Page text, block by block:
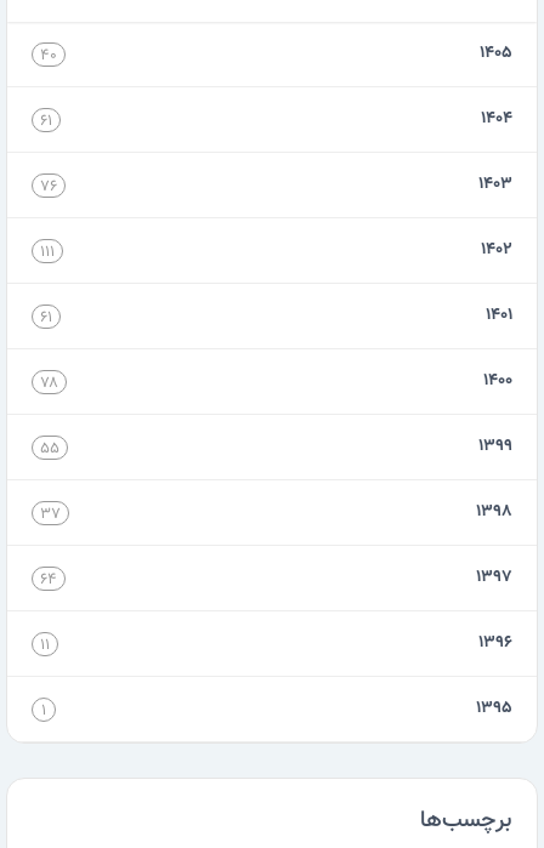
۱۴۰۵ ۴۰
۱۴۰۴ ۶۱
۱۴۰۳ ۷۶
۱۴۰۲ ۱۱۱
۱۴۰۱ ۶۱
۱۴۰۰ ۷۸
۱۳۹۹ ۵۵
۱۳۹۸ ۳۷
۱۳۹۷ ۶۴
۱۳۹۶ ۱۱
۱۳۹۵ ۱
برچسب‌ها